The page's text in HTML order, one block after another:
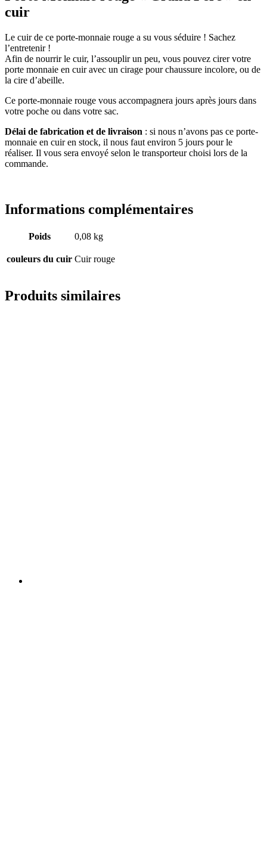
cuir
Le cuir de ce porte-monnaie rouge a su vous séduire ! Sachez
l’entretenir !
Afin de nourrir le cuir, l’assouplir un peu, vous pouvez cirer votre
porte monnaie en cuir avec un cirage pour chaussure incolore, ou de
la cire d’abeille.
Ce porte-monnaie rouge vous accompagnera jours après jours dans
votre poche ou dans votre sac.
Délai de fabrication et de livraison : si nous n’avons pas ce porte-
monnaie en cuir en stock, il nous faut environ 5 jours pour le
réaliser. Il vous sera envoyé selon le transporteur choisi lors de la
commande.
Informations complémentaires
Poids 0,08 kg
couleurs du cuir Cuir rouge
Produits similaires